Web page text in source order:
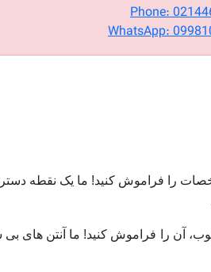
Phone:
WhatsApp:
را فراموش کنید! ما یک نقطه
آن را فراموش کنید! ما آنتن های